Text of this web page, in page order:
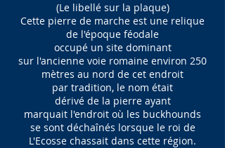
(Le libellé sur la plaque)
Cette pierre de marche est une relique
de l'époque féodale
occupé un site dominant
sur l'ancienne voie romaine environ 250
mètres au nord de cet endroit
par tradition, le nom était
dérivé de la pierre ayant
marquait l'endroit où les buckhounds
se sont déchaînés lorsque le roi de
L'Ecosse chassait dans cette région.